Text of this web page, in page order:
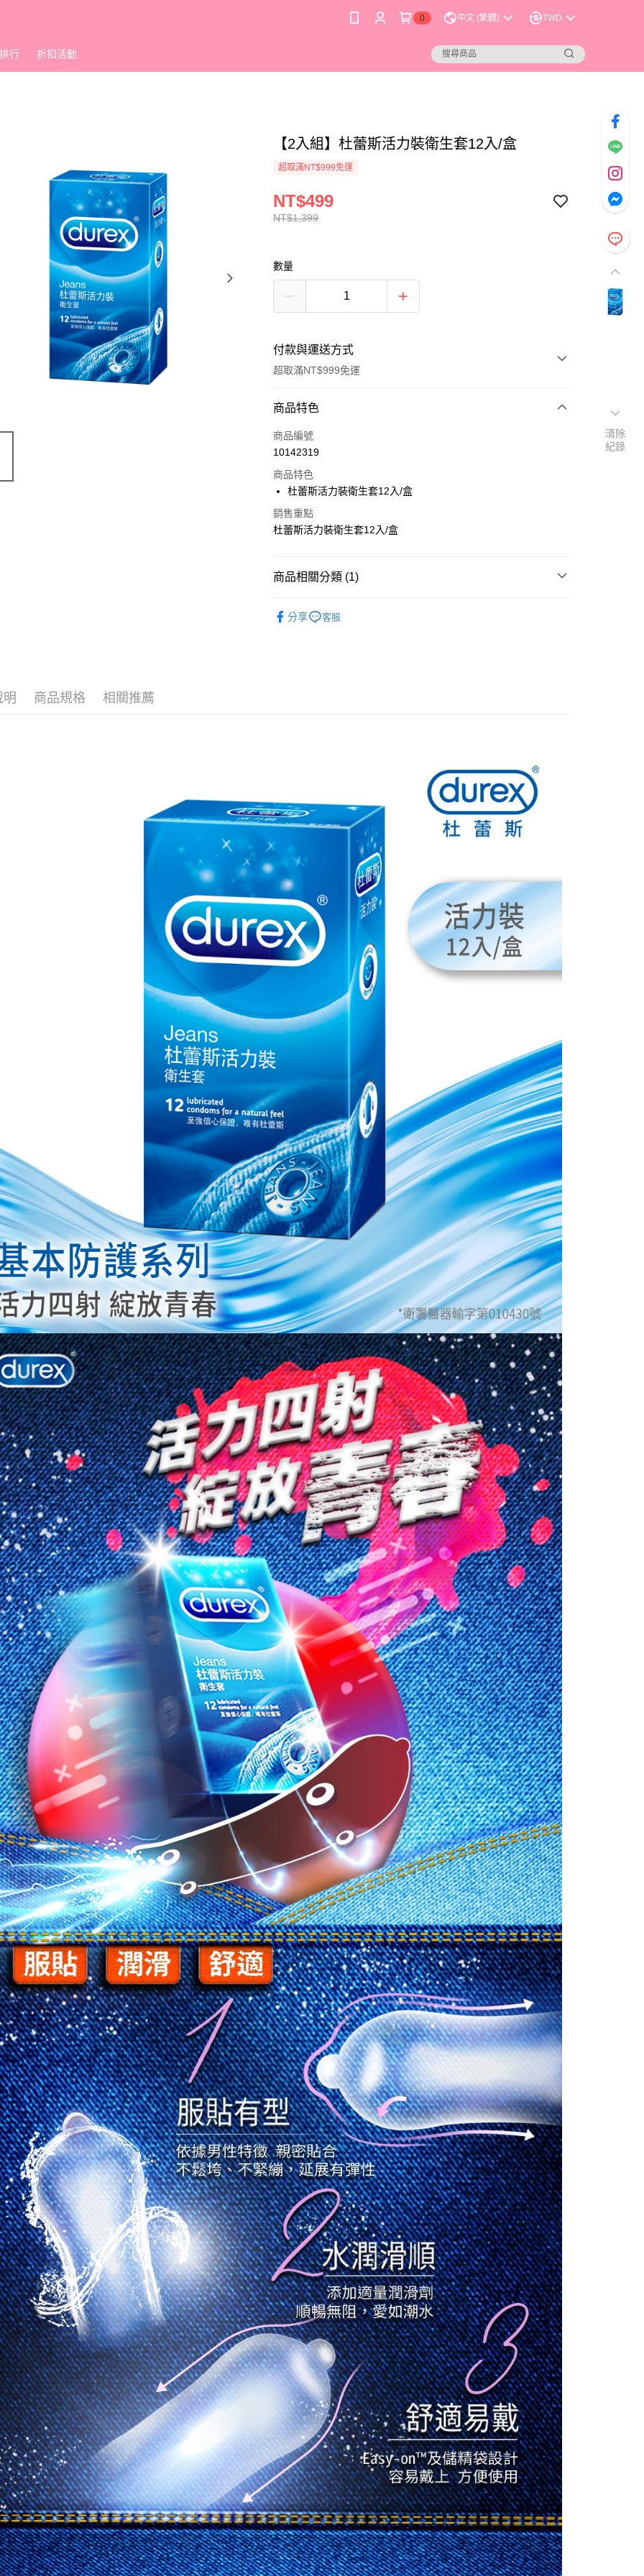
0 中文 (繁體) TWD
行 折扣活動
【2入組】杜蕾斯活力裝衛生套12入/盒
超取滿NT$999免運
NT$1,399
NT$499
數量
付款與運送方式
超取滿NT$999免運
付款方式
信用卡一次付款
LINE Pay
Apple Pay
AFTEE先享後付
２．訂單成立數日內，您將收到繳費通知簡訊。
３．收到繳費通知簡訊後14天內，點擊此簡訊中的連結，可透過四大超商
／ATM／網路銀行／等多元方式進行付款，方視為交易完成。
※ 請注意：結帳手續完成當下不需立刻繳費，但若您需要取消訂單，請聯
絡購買商品的店家。未經商家同意取消之訂單仍視為有效，需透過AFTEE
先享後付繳納相關費用。
※ 交易是否成功請以「AFTEE先享後付 」之結帳頁面顯示為準，若有關於
是否繳費成功／繳費後需取消欲退款等相關疑問，請聯繫「AFTEE先享後
付客戶支援中心」
https://netprotections.freshdesk.com/support/home
【注意事項】
１．透過由恩沛科技股份有限公司提供之「AFTEE先享後付」服務完成之
交易，需依本服務之必要範圍內提供個人資料，並將交易相關給付款項請
求債權轉讓予恩沛科技股份有限公司。
２．關於個人資料處理事宜，請瀏覽以下網址：
https://aftee.tw/terms/#terms3
３．未成年的使用者請事先徵得法定代理人或監護人之同意方可使用
「AFTEE先享後付」，若未經同意申辦者引起之損失，本公司不負相關責
４．使用「AFTEE先享後付」時，將依據個別帳號之用戶狀況，依本公司
結果請求用戶進行身份認證。
５．嚴禁一人註冊多個帳號或使用他人資訊註冊。若發現惡意使用之情
形，恩沛科技股份有限公司將有權停止該用戶之使用額度並採取法律行
動。
每筆NT$80，滿NT$999(含以上)免運費
7-11取貨付款
每筆NT$80，滿NT$999(含以上)免運費
先付款後7-11取貨
每筆NT$80，滿NT$999(含以上)免運費
宅配
每筆NT$90，滿NT$999(含以上)免運費
商品特色
商品編號
10142319
商品特色
杜蕾斯活力裝衛生套12入/盒
銷售重點
杜蕾斯活力裝衛生套12入/盒
商品相關分類 (1)
分享
客服
明 商品規格 相關推薦
清除
紀錄